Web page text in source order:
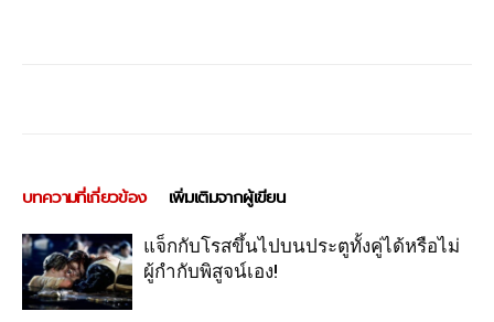
บทความที่เกี่ยวข้อง เพิ่มเติมจากผู้เขียน
แจ็กกับโรสขึ้นไปบนประตูทั้งคู่ได้หรือไม่
ผู้กำกับพิสูจน์เอง!